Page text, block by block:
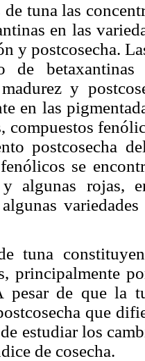
tuna las
en las
y postcosecha.
de
y
en las
compuestos
postcosecha
se
y algunas rojas,
algunas
tuna
principalmente
pesar de que la
que
estudiar los
de cosecha.